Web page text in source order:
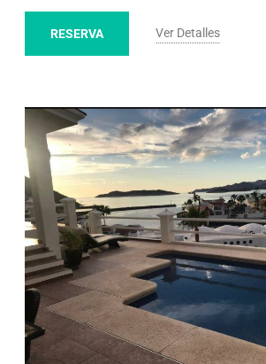
Ver Detalles
RESERVA